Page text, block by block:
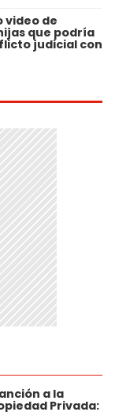
video de
que podría
judicial con
a la
Privada: